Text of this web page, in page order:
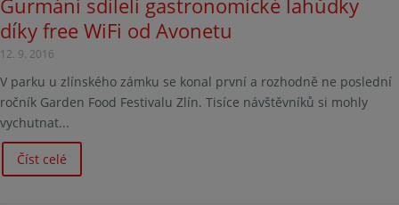
Gurmáni sdíleli gastronomické lahůdky
díky free WiFi od Avonetu
12. 9. 2016
V parku u zlínského zámku se konal první a rozhodně ne poslední
ročník Garden Food Festivalu Zlín. Tisíce návštěvníků si mohly
vychutnat...
Číst celé